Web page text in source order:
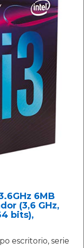
6MB
(3,6 GHz,
bits),
escritorio, serie